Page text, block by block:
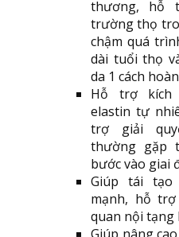
thương, hỗ
trường thọ
chậm quá
dài tuổi thọ
da 1 cách
Hỗ trợ kích
elastin tự
trợ giải
thường gặp
bước vào giai
Giúp tái
mạnh, hỗ
quan nội tạng